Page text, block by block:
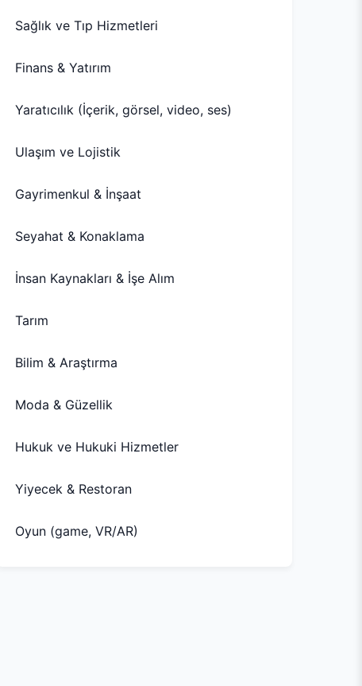
Sağlık ve Tıp Hizmetleri
Finans & Yatırım
Yaratıcılık (İçerik, görsel, video, ses)
Ulaşım ve Lojistik
Gayrimenkul & İnşaat
Seyahat & Konaklama
İnsan Kaynakları & İşe Alım
Tarım
Bilim & Araştırma
Moda & Güzellik
Hukuk ve Hukuki Hizmetler
Yiyecek & Restoran
Oyun (game, VR/AR)